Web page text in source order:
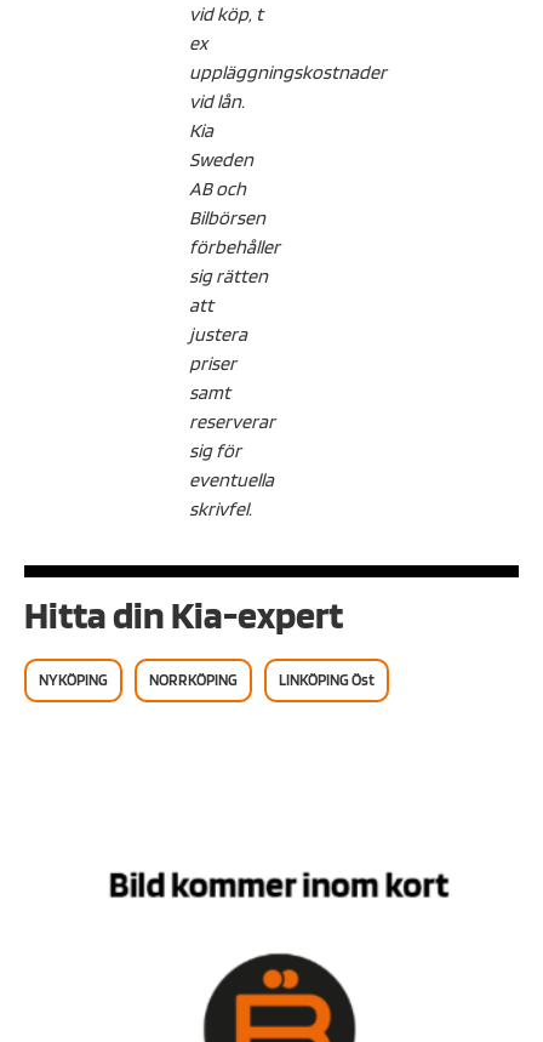
vid köp, t
ex
uppläggningskostnader
vid lån.
Kia
Sweden
AB och
Bilbörsen
förbehåller
sig rätten
att
justera
priser
samt
reserverar
sig för
eventuella
skrivfel.
Hitta din Kia-expert
NYKÖPING NORRKÖPING LINKÖPING Öst